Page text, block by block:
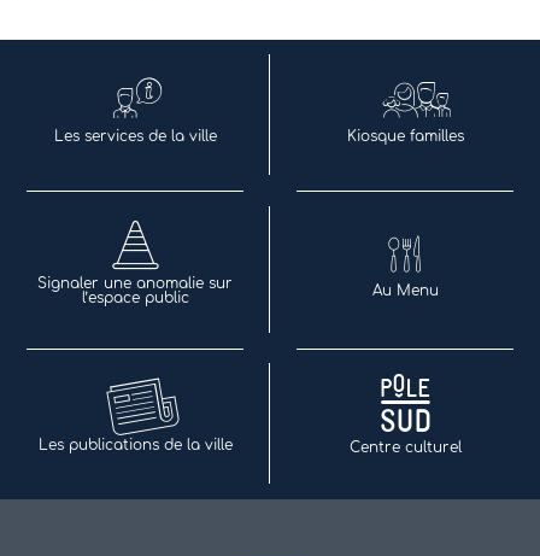
Les services de la ville Kiosque familles
Signaler une anomalie sur
l’espace public
Au Menu
Les publications de la ville Centre culturel